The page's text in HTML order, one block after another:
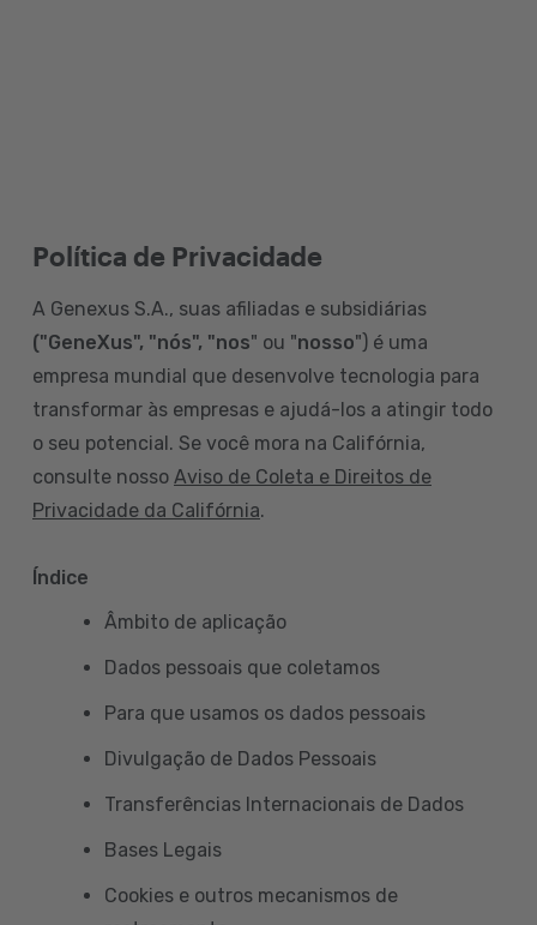
Política de Privacidade
A Genexus S.A., suas afiliadas e subsidiárias
("GeneXus", "nós", "nos" ou "nosso") é uma
empresa mundial que desenvolve tecnologia para
transformar às empresas e ajudá-los a atingir todo
o seu potencial. Se você mora na Califórnia,
consulte nosso Aviso de Coleta e Direitos de
Privacidade da Califórnia.
Índice
Âmbito de aplicação
Dados pessoais que coletamos
Para que usamos os dados pessoais
Divulgação de Dados Pessoais
Transferências Internacionais de Dados
Bases Legais
Cookies e outros mecanismos de